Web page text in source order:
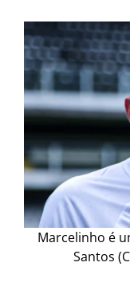
Marcelinho é
Santos